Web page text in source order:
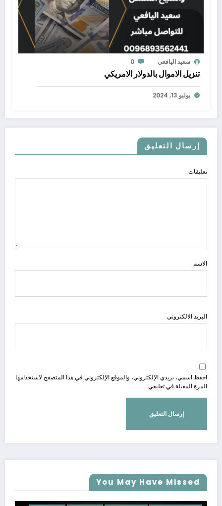
سعيد اليافعي 0
تنزيل الاموال بالدولار الامريكي
يوليو 13, 2024
إرسال التعليق
تعليقات
الاسم
البريد الالكتروني
احفظ اسمي، بريدي الإلكتروني، والموقع الإلكتروني في هذا المتصفح لاستخدامها
المرة المقبلة في تعليقي.
You May Have Missed